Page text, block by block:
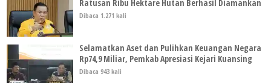
Ratusan Ribu Hektare Hutan Berhasil Diamankan
Dibaca 1.271 kali
Selamatkan Aset dan Pulihkan Keuangan Negara
Rp74,9 Miliar, Pemkab Apresiasi Kejari Kuansing
Dibaca 943 kali